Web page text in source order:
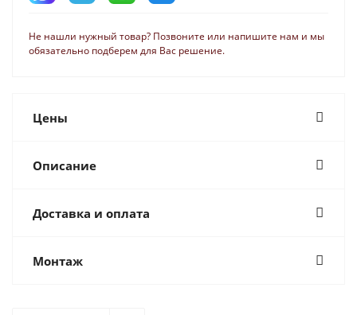
Не нашли нужный товар? Позвоните или напишите нам и мы
обязательно подберем для Вас решение.
Цены
Описание
Доставка и оплата
Монтаж